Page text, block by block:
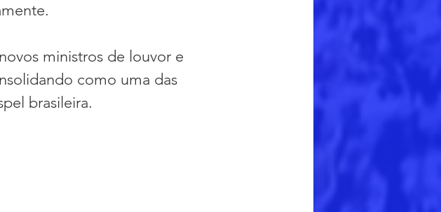
ministros de louvor e
como uma das
brasileira.